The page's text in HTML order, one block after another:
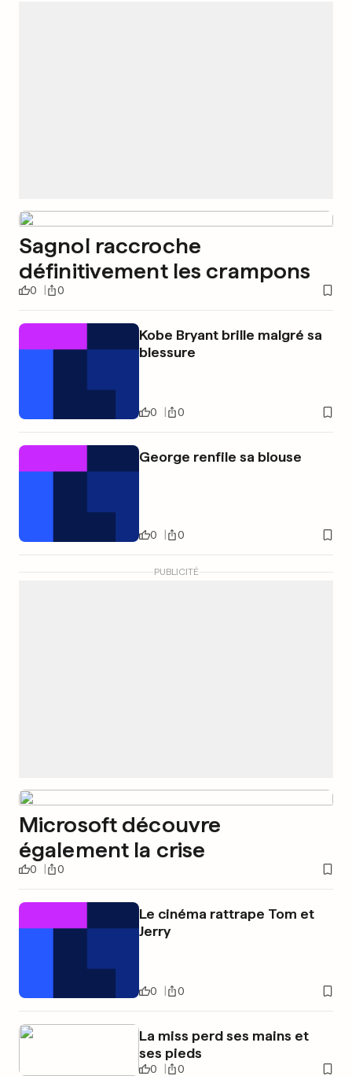
Sagnol raccroche
définitivement les crampons
0 0
Kobe Bryant brille malgré sa
blessure
0 0
George renfile sa blouse
0 0
PUBLICITÉ
Microsoft découvre
également la crise
0 0
Le cinéma rattrape Tom et
Jerry
0 0
La miss perd ses mains et
ses pieds
0 0